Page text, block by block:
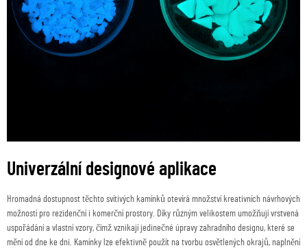
Univerzální designové aplikace
Hromadná dostupnost těchto svítivých kamínků otevírá množství kreativních návrhových
možností pro rezidenční i komerční prostory. Díky různým velikostem umožňují vrstvená
uspořádání a vlastní vzory, čímž vznikají jedinečné úpravy zahradního designu, které se
mění od dne ke dni. Kamínky lze efektivně použít na tvorbu osvětlených okrajů, naplnění